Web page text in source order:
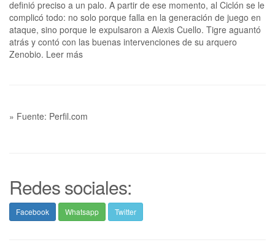
definió preciso a un palo. A partir de ese momento, al Ciclón se le
complicó todo: no solo porque falla en la generación de juego en
ataque, sino porque le expulsaron a Alexis Cuello. Tigre aguantó
atrás y contó con las buenas intervenciones de su arquero
Zenobio. Leer más
» Fuente: Perfil.com
Redes sociales:
Facebook Whatsapp Twitter